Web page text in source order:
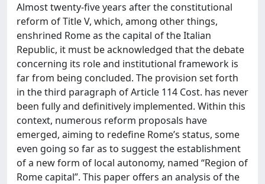
Almost twenty-five years after the constitutional
reform of Title V, which, among other things,
enshrined Rome as the capital of the Italian
Republic, it must be acknowledged that the debate
concerning its role and institutional framework is
far from being concluded. The provision set forth
in the third paragraph of Article 114 Cost. has never
been fully and definitively implemented. Within this
context, numerous reform proposals have
emerged, aiming to redefine Rome’s status, some
even going so far as to suggest the establishment
of a new form of local autonomy, named “Region of
Rome capital”. This paper offers an analysis of the